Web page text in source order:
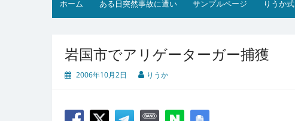
ホーム ある日突然事故に遭い サンプルページ りうか式
岩国市でアリゲーターガー捕獲
2006年10月2日 りうか